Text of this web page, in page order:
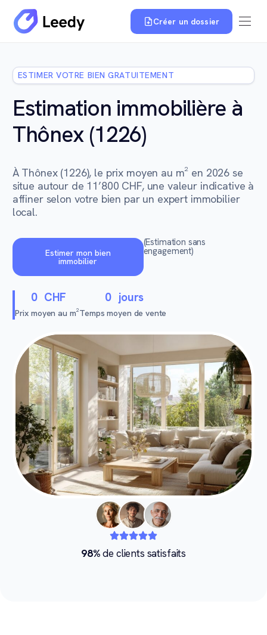
Créer un dossier
ESTIMER VOTRE BIEN GRATUITEMENT
Estimation immobilière à
Thônex (1226)
À Thônex (1226), le prix moyen au m² en 2026 se
situe autour de 11’800 CHF, une valeur indicative à
affiner selon votre bien par un expert immobilier
local.
Estimer mon bien
immobilier
(Estimation sans
engagement)
0 CHF
Prix moyen au m²
0 jours
Temps moyen de vente
98%de clients satisfaits